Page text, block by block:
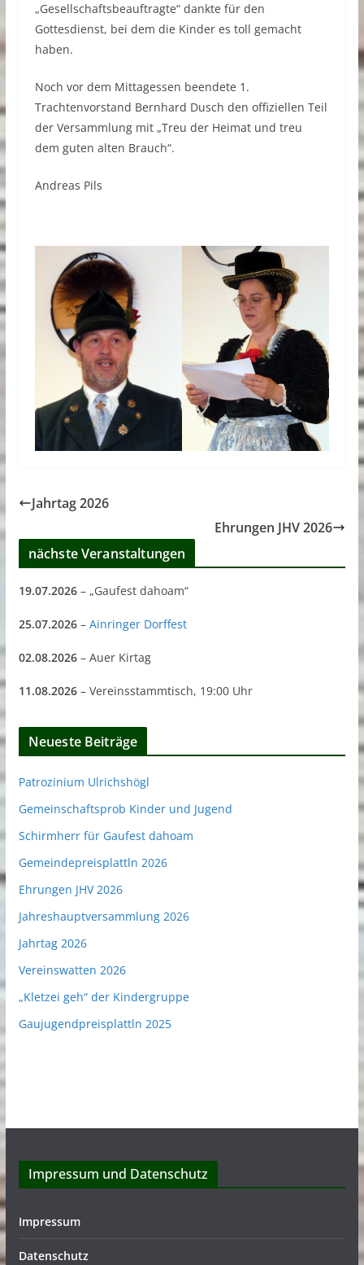
„Gesellschaftsbeauftragte“ dankte für den
Gottesdienst, bei dem die Kinder es toll gemacht
haben.
Noch vor dem Mittagessen beendete 1.
Trachtenvorstand Bernhard Dusch den offiziellen Teil
der Versammlung mit „Treu der Heimat und treu
dem guten alten Brauch“.
Andreas Pils
Jahrtag 2026
Ehrungen JHV 2026
nächste Veranstaltungen
19.07.2026– „Gaufest dahoam“
25.07.2026– Ainringer Dorffest
02.08.2026– Auer Kirtag
11.08.2026– Vereinsstammtisch, 19:00 Uhr
Neueste Beiträge
Patrozinium Ulrichshögl
Gemeinschaftsprob Kinder und Jugend
Schirmherr für Gaufest dahoam
Gemeindepreisplattln 2026
Ehrungen JHV 2026
Jahreshauptversammlung 2026
Jahrtag 2026
Vereinswatten 2026
„Kletzei geh“ der Kindergruppe
Gaujugendpreisplattln 2025
Impressum und Datenschutz
Impressum
Datenschutz